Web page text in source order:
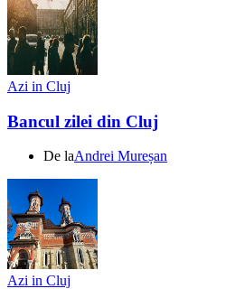
Azi in Cluj
Bancul zilei din Cluj
De laAndrei Mureșan
Azi in Cluj